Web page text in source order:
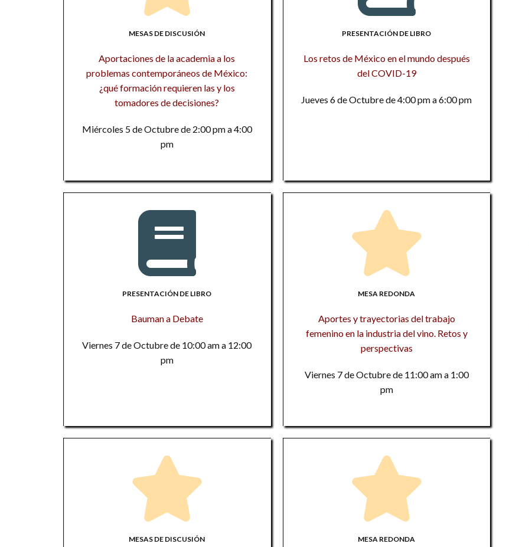
MESAS DE DISCUSIÓN
Aportaciones de la academia a los
problemas contemporáneos de México:
¿qué formación requieren las y los
tomadores de decisiones?
Miércoles 5 de Octubre de 2:00 pm a 4:00
pm
PRESENTACIÓN DE LIBRO
Los retos de México en el mundo después
del COVID-19
Jueves 6 de Octubre de 4:00 pm a 6:00 pm
PRESENTACIÓN DE LIBRO
Bauman a Debate
Viernes 7 de Octubre de 10:00 am a 12:00
pm
MESA REDONDA
Aportes y trayectorias del trabajo
femenino en la industria del vino. Retos y
perspectivas
Viernes 7 de Octubre de 11:00 am a 1:00
pm
MESAS DE DISCUSIÓN MESA REDONDA